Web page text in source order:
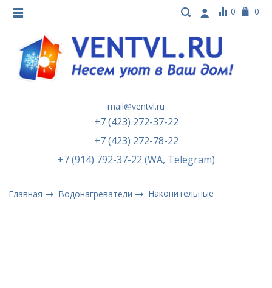
0 0
mail@ventvl.ru
+7 (423) 272-37-22
+7 (423) 272-78-22
+7 (914) 792-37-22 (WA, Telegram)
Главная Водонагреватели Накопительные